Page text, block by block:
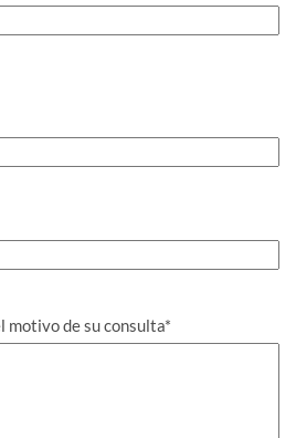
motivo de su consulta*